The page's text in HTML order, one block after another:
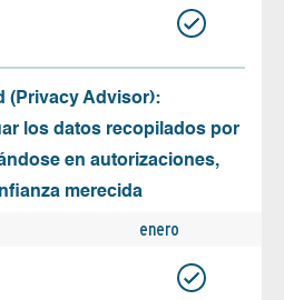
(Privacy Advisor):
los datos recopilados por
en autorizaciones,
merecida
enero